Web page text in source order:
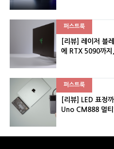
퍼스트룩
[리뷰] 레이저 블
에 RTX 5090까지
퍼스트룩
[리뷰] LED 표정
Uno CM888 멀티